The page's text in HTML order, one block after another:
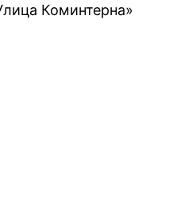
Коминтерна»